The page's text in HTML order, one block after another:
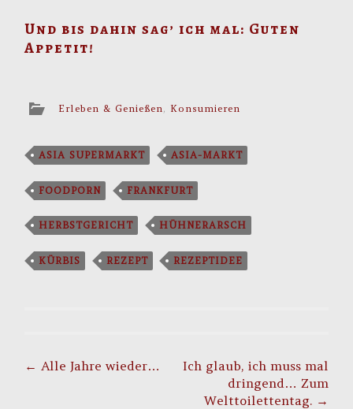
Und bis dahin sag’ ich mal: Guten
Appetit!
Erleben & Genießen Konsumieren
ASIA SUPERMARKT ASIA-MARKT
FOODPORN FRANKFURT
HERBSTGERICHT HÜHNERARSCH
KÜRBIS REZEPT REZEPTIDEE
navigation
← Alle Jahre wieder…
Ich glaub, ich muss mal
dringend… Zum
Welttoilettentag. →